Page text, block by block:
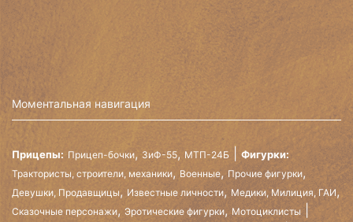
Моментальная навигация
Прицепы: Прицеп-бочки, ЗиФ-55, МТП-24Б Фигурки:
Трактористы, строители, механики, Военные, Прочие фигурки,
Девушки, Продавщицы, Известные личности, Медики, Милиция, ГАИ,
Сказочные персонажи,Эротические фигурки, Мотоциклисты